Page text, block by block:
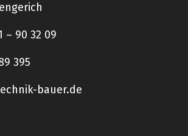
– 90 32 09
395
bauer.de